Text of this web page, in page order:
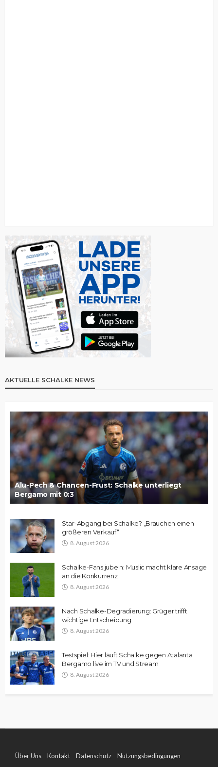
AKTUELLE SCHALKE NEWS
Alu-Pech & Chancen-Frust: Schalke unterliegt
Bergamo mit 0:3
Star-Abgang bei Schalke? „Brauchen einen
größeren Verkauf“
8. August 2026
Schalke-Fans jubeln: Muslic macht klare Ansage
an die Konkurrenz
8. August 2026
Nach Schalke-Degradierung: Grüger trifft
wichtige Entscheidung
8. August 2026
Testspiel: Hier läuft Schalke gegen Atalanta
Bergamo live im TV und Stream
8. August 2026
Über Uns Kontakt Datenschutz Nutzungsbedingungen